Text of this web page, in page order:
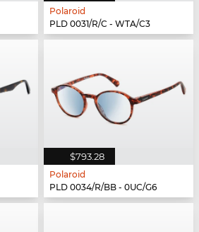
Polaroid
PLD 0031/R/C - WTA/C3
$793.28
Polaroid
PLD 0034/R/BB - 0UC/G6